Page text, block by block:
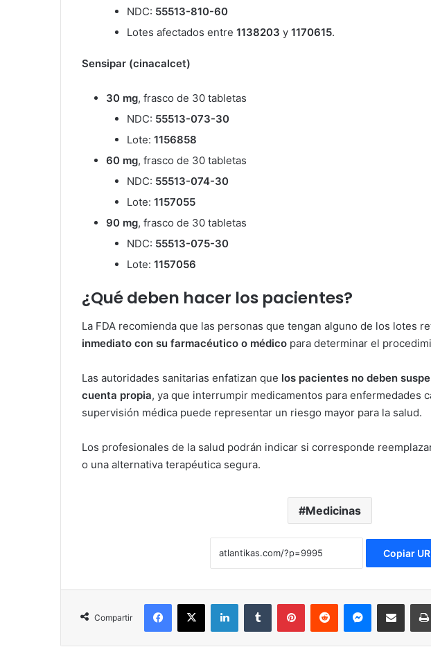
NDC: 55513-810-60
Lotes afectados entre 1138203 y 1170615.
Sensipar (cinacalcet)
30 mg, frasco de 30 tabletas
NDC: 55513-073-30
Lote: 1156858
60 mg, frasco de 30 tabletas
NDC: 55513-074-30
Lote: 1157055
90 mg, frasco de 30 tabletas
NDC: 55513-075-30
Lote: 1157056
¿Qué deben hacer los pacientes?
La FDA recomienda que las personas que tengan alguno de los lotes
inmediato con su farmacéutico o médico para determinar el
Las autoridades sanitarias enfatizan que los pacientes no deben
cuenta propia, ya que interrumpir medicamentos para enfermedades
supervisión médica puede representar un riesgo mayor para la salud.
Los profesionales de la salud podrán indicar si corresponde
o una alternativa terapéutica segura.
Medicinas
Copiar
Compartir